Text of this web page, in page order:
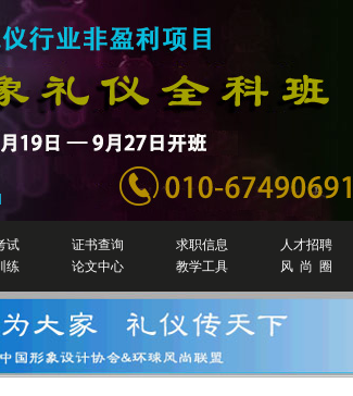
试 证书查询 求职信息
人才招聘
练 论文中心 教学工具 风 尚 圈